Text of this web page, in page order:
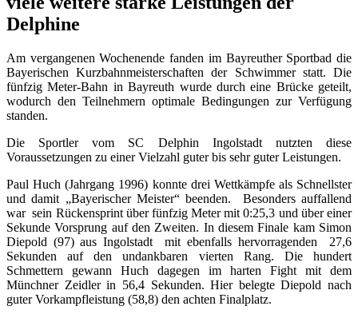
Delphine
Am vergangenen Wochenende fanden im Bayreuther Sportbad die
Bayerischen Kurzbahnmeisterschaften der Schwimmer statt. Die
fünfzig Meter-Bahn in Bayreuth wurde durch eine Brücke geteilt,
wodurch den Teilnehmern optimale Bedingungen zur Verfügung
standen.
Die Sportler vom SC Delphin Ingolstadt nutzten diese
Voraussetzungen zu einer Vielzahl guter bis sehr guter Leistungen.
Paul Huch (Jahrgang 1996) konnte drei Wettkämpfe als Schnellster
und damit „Bayerischer Meister“ beenden. Besonders auffallend
war sein Rückensprint über fünfzig Meter mit 0:25,3 und über einer
Sekunde Vorsprung auf den Zweiten. In diesem Finale kam Simon
Diepold (97) aus Ingolstadt mit ebenfalls hervorragenden 27,6
Sekunden auf den undankbaren vierten Rang. Die hundert
Schmettern gewann Huch dagegen im harten Fight mit dem
Münchner Zeidler in 56,4 Sekunden. Hier belegte Diepold nach
guter Vorkampfleistung (58,8) den achten Finalplatz.